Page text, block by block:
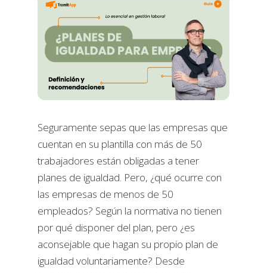
Seguramente sepas que las empresas que
cuentan en su plantilla con más de 50
trabajadores están obligadas a tener
planes de igualdad. Pero, ¿qué ocurre con
las empresas de menos de 50
empleados? Según la normativa no tienen
por qué disponer del plan, pero ¿es
aconsejable que hagan su propio plan de
igualdad voluntariamente? Desde